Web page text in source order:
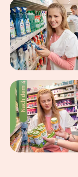
Eindrücke aus